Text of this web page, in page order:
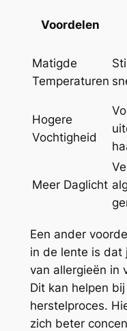
Voordelen
Matigde
Temperaturen
Hogere
Vochtigheid
Meer Daglicht
Een ander
in de lente is dat
van allergieën in
Dit kan helpen
herstelproces.
zich beter